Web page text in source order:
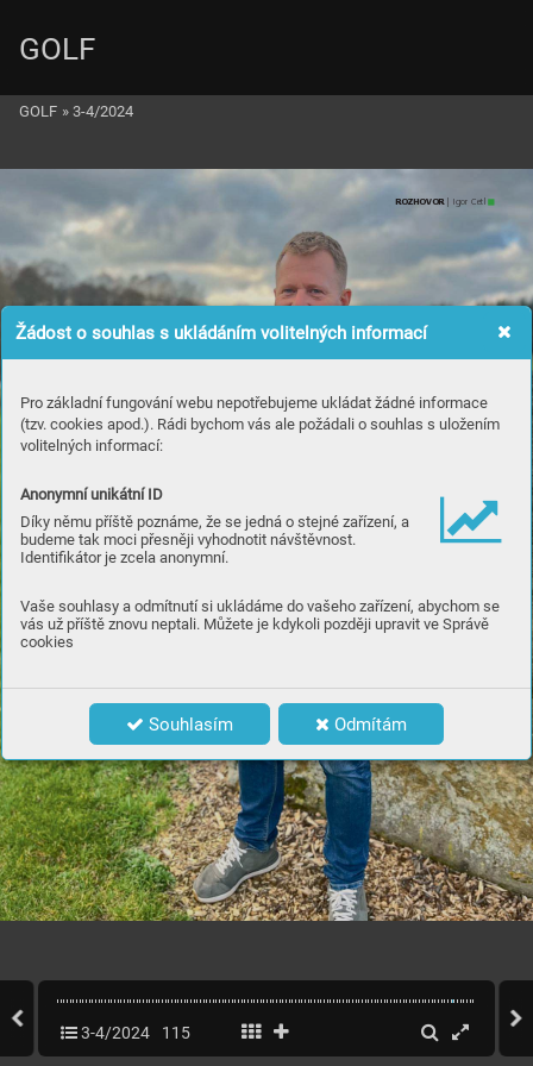
Žádost o souhlas s ukládáním volitelných informací
Pro základní fungování webu nepotřebujeme ukládat žádné informace
(tzv. cookies apod.). Rádi bychom vás ale požádali o souhlas s uložením
volitelných informací:
Anonymní unikátní ID
Díky němu příště poznáme, že se jedná o stejné zařízení, a
budeme tak moci přesněji vyhodnotit návštěvnost.
Identifikátor je zcela anonymní.
Vaše souhlasy a odmítnutí si ukládáme do vašeho zařízení, abychom se
vás už příště znovu neptali. Můžete je kdykoli později upravit ve Správě
cookies
Souhlasím Odmítám
WWW.CASOPISGOLF.CZ 113
ROZHOVOR | Igor Cetl
GOLF
GOLF » 3-4/2024
3-4/2024 115